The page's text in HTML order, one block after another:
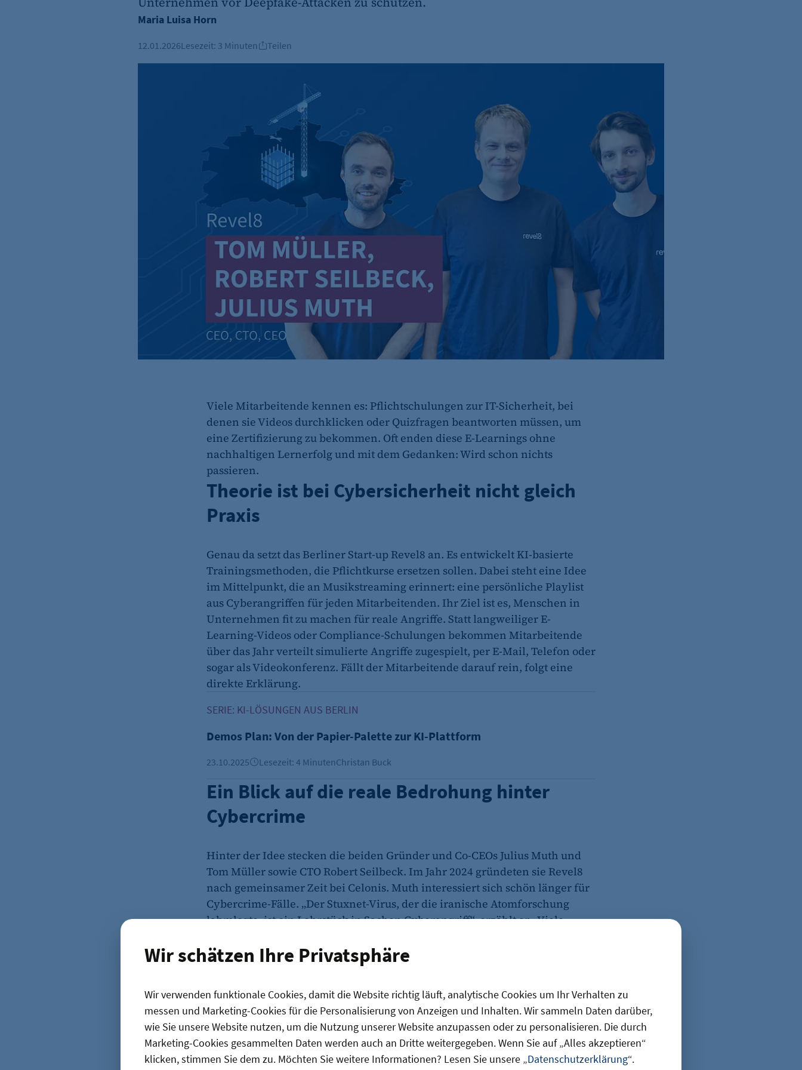
Wir schätzen Ihre Privatsphäre
Wir verwenden funktionale Cookies, damit die Website richtig läuft, analytische Cookies um Ihr Verhalten zu
messen und Marketing-Cookies für die Personalisierung von Anzeigen und Inhalten. Wir sammeln Daten darüber,
wie Sie unsere Website nutzen, um die Nutzung unserer Website anzupassen oder zu personalisieren. Die durch
Marketing-Cookies gesammelten Daten werden auch an Dritte weitergegeben. Wenn Sie auf „Alles akzeptieren“
klicken, stimmen Sie dem zu. Möchten Sie weitere Informationen? Lesen Sie unsere „Datenschutzerklärung“.
Maria Luisa Horn
12.01.2026Lesezeit: 3 Minuten Teilen
Viele Mitarbeitende kennen es: Pflichtschulungen zur IT-Sicherheit, bei
denen sie Videos durchklicken oder Quizfragen beantworten müssen, um
eine Zertifizierung zu bekommen. Oft enden diese E-Learnings ohne
nachhaltigen Lernerfolg und mit dem Gedanken: Wird schon nichts
passieren.
Theorie ist bei Cybersicherheit nicht gleich
Praxis
Genau da setzt das Berliner Start-up Revel8 an. Es entwickelt KI-basierte
Trainingsmethoden, die Pflichtkurse ersetzen sollen. Dabei steht eine Idee
im Mittelpunkt, die an Musikstreaming erinnert: eine persönliche Playlist
aus Cyberangriffen für jeden Mitarbeitenden. Ihr Ziel ist es, Menschen in
Unternehmen fit zu machen für reale Angriffe. Statt langweiliger E-
Learning-Videos oder Compliance-Schulungen bekommen Mitarbeitende
über das Jahr verteilt simulierte Angriffe zugespielt, per E-Mail, Telefon oder
sogar als Videokonferenz. Fällt der Mitarbeitende darauf rein, folgt eine
direkte Erklärung.
SERIE: KI-LÖSUNGEN AUS BERLIN
Demos Plan: Von der Papier-Palette zur KI-Plattform
23.10.2025 Lesezeit: 4 MinutenChristan Buck
Ein Blick auf die reale Bedrohung hinter
Cybercrime
Hinter der Idee stecken die beiden Gründer und Co-CEOs Julius Muth und
Tom Müller sowie CTO Robert Seilbeck. Im Jahr 2024 gründeten sie Revel8
nach gemeinsamer Zeit bei Celonis. Muth interessiert sich schön länger für
Cybercrime-Fälle. „Der Stuxnet-Virus, der die iranische Atomforschung
lahmlegte, ist ein Lehrstück in Sachen Cyberangriff“, erzählt er. „Viele
fasziniert mich.“